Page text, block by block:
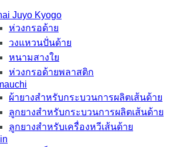
Juyo Kyogo
ห่วงกรอด้าย
วงแหวนปั่นด้าย
หนามสางใย
ห่วงกรอด้ายพลาสติก
ผ้ายางสำหรับกระบวนการผลิตเส้นด้าย
ลูกยางสำหรับกระบวนการผลิตเส้นด้าย
ลูกยางสำหรับเครื่องหวีเส้นด้าย